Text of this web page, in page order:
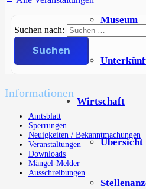
Museum
Wirtschaft
Übersicht
Suchen nach:
Informationen
Amtsblatt
Sperrungen
Neuigkeiten / Bekanntmachungen
Veranstaltungen
Downloads
Mängel-Melder
Ausschreibungen